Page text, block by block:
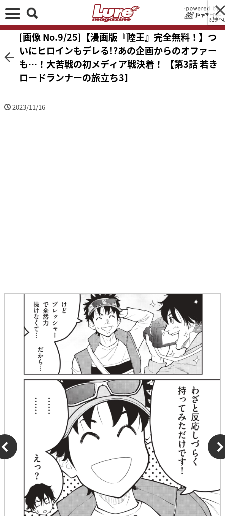
記事へ
[画像 No.9/25]【漫画版『陸王』完全無料！】つ
いにヒロインもデレる!?あの企画からのオファー
も…！大苦戦の初メディア戦決着！ 【第3話 若き
ロードランナーの旅立ち3】
2023/11/16